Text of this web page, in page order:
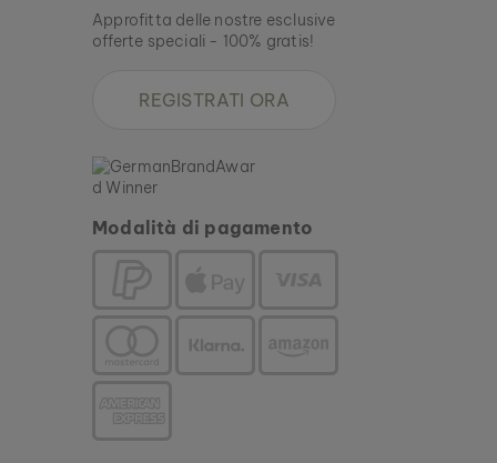
Approfitta delle nostre esclusive
offerte speciali - 100% gratis!
REGISTRATI ORA
Modalità di pagamento